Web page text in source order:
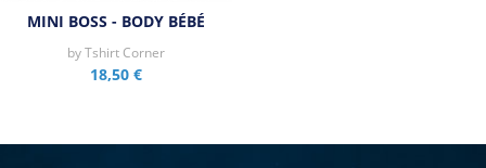
MINI BOSS - BODY BÉBÉ
byTshirt Corner
18,50 €